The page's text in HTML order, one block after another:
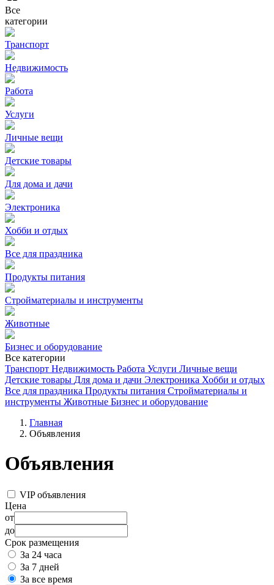
Все
категории
Транспорт
Недвижимость
Работа
Услуги
Личные вещи
Детские товары
Для дома и дачи
Электроника
Хобби и отдых
Все для праздника
Продукты питания
Стройматериалы и инструменты
Животные
Бизнес и оборудование
Все категории
Транспорт Недвижимость Работа Услуги Личные вещи
Детские товары Для дома и дачи Электроника Хобби и отдых
Все для праздника Продукты питания Стройматериалы и
инструменты Животные Бизнес и оборудование
Главная
Объявления
Объявления
VIP объявления
Цена
от
до
Срок размещения
За 24 часа
За 7 дней
За все время